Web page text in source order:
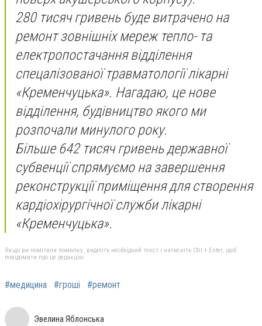
280 тисяч гривень буде витрачено на
ремонт зовнішніх мереж тепло- та
електропостачання відділення
спецалізованої травматології лікарні
«Кременчуцька». Нагадаю, це нове
відділення, будівництво якого ми
розпочали минулого року.
Більше 642 тисяч гривень державної
субвенції спрямуємо на завершення
реконструкції приміщення для створення
кардіохірургічної служби лікарні
«Кременчуцька».
Якщо ви помітили помилку, виділіть необхідний текст і натисніть Ctrl + Enter, щоб
повідомити про це редакцію
#медицина #гроші #ремонт
Эвелина Яблонська